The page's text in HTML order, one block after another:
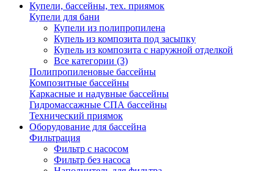
Купели, бассейны, тех. приямок
Купели для бани
Купели из полипропилена
Купель из композита под засыпку
Купель из композита с наружной отделкой
Все категории (3)
Полипропиленовые бассейны
Композитные бассейны
Каркасные и надувные бассейны
Гидромассажные СПА бассейны
Технический приямок
Оборудование для бассейна
Фильтрация
Фильтр с насосом
Фильтр без насоса